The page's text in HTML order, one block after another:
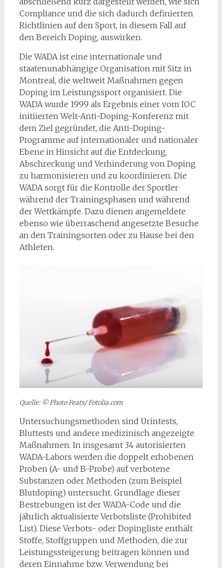
Compliance und die sich dadurch definierten
Richtlinien auf den Sport, in diesem Fall auf
den Bereich Doping, auswirken.
Die WADA ist eine internationale und
staatenunabhängige Organisation mit Sitz in
Montreal, die weltweit Maßnahmen gegen
Doping im Leistungssport organisiert. Die
WADA wurde 1999 als Ergebnis einer vom IOC
initiierten Welt-Anti-Doping-Konferenz mit
dem Ziel gegründet, die Anti-Doping-
Programme auf internationaler und nationaler
Ebene in Hinsicht auf die Entdeckung,
Abschreckung und Verhinderung von Doping
zu harmonisieren und zu koordinieren. Die
WADA sorgt für die Kontrolle der Sportler
während der Trainingsphasen und während
der Wettkämpfe. Dazu dienen angemeldete
ebenso wie überraschend angesetzte Besuche
an den Trainingsorten oder zu Hause bei den
Athleten.
Quelle: © Photo Feats/ Fotolia.com
Untersuchungsmethoden sind Urintests,
Bluttests und andere medizinisch angezeigte
Maßnahmen. In insgesamt 34 autorisierten
WADA-Labors werden die doppelt erhobenen
Proben (A- und B-Probe) auf verbotene
Substanzen oder Methoden (zum Beispiel
Blutdoping) untersucht. Grundlage dieser
Bestrebungen ist der WADA-Code und die
jährlich aktualisierte Verbotsliste (Prohibited
List). Diese Verbots- oder Dopingliste enthält
Stoffe, Stoffgruppen und Methoden, die zur
Leistungssteigerung beitragen können und
deren Einnahme bzw. Verwendung bei